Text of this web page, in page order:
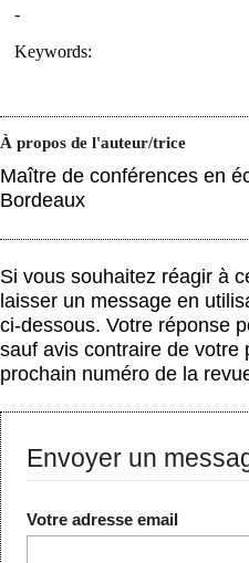
À propos de l'auteur/trice
Maître de conférences en
Bordeaux
Si vous souhaitez réagir à
laisser un message en
ci-dessous. Votre réponse
sauf avis contraire de votre
prochain numéro de la
Envoyer un
Votre adresse email